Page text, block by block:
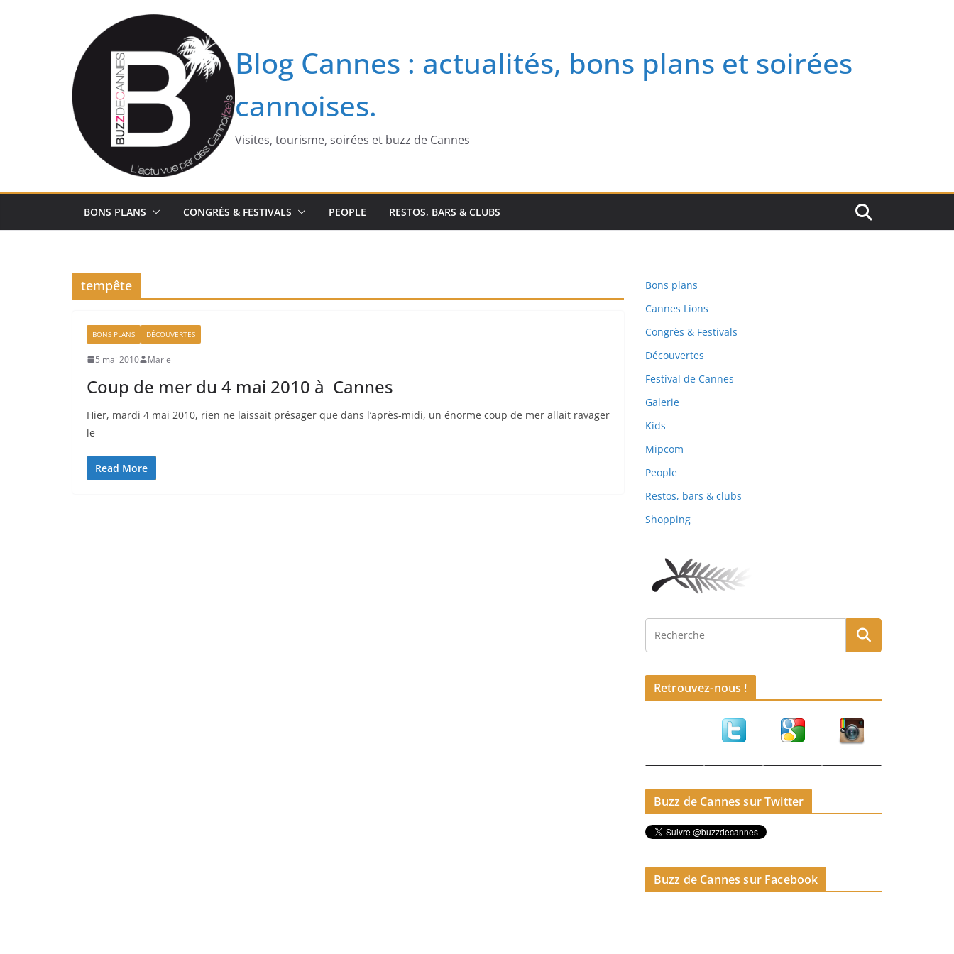
Blog Cannes : actualités, bons plans et soirées
cannoises.
Visites, tourisme, soirées et buzz de Cannes
BONS PLANS CONGRÈS & FESTIVALS PEOPLE RESTOS, BARS & CLUBS
tempête
BONS PLANS DÉCOUVERTES
5 mai 2010 Marie
Coup de mer du 4 mai 2010 à Cannes
Hier, mardi 4 mai 2010, rien ne laissait présager que dans l’après-midi, un énorme coup de mer allait ravager
le
Read More
Bons plans
Cannes Lions
Congrès & Festivals
Découvertes
Festival de Cannes
Galerie
Kids
Mipcom
People
Restos, bars & clubs
Shopping
Retrouvez-nous !
Buzz de Cannes sur Twitter
Buzz de Cannes sur Facebook